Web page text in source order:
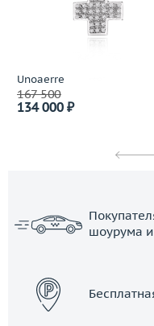
Unoaerre
167 500
134 000 ₽
шоурума